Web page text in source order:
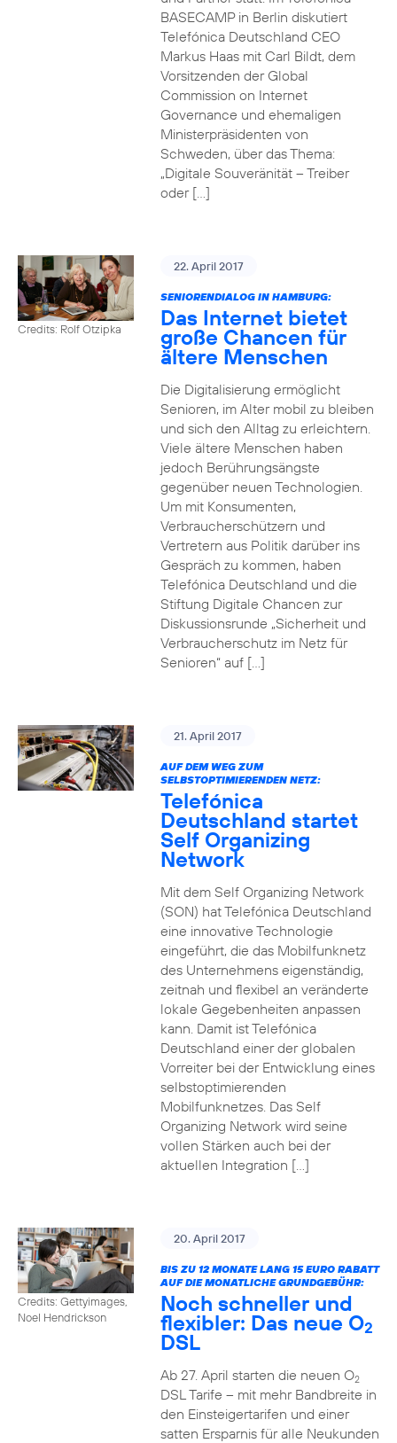
BASECAMP in Berlin diskutiert
Telefónica Deutschland CEO
Markus Haas mit Carl Bildt, dem
Vorsitzenden der Global
Commission on Internet
Governance und ehemaligen
Ministerpräsidenten von
Schweden, über das Thema:
„Digitale Souveränität – Treiber
oder […]
Credits: Rolf Otzipka
22. April 2017
SENIORENDIALOG IN HAMBURG:
Das Internet bietet
große Chancen für
ältere Menschen
Die Digitalisierung ermöglicht
Senioren, im Alter mobil zu bleiben
und sich den Alltag zu erleichtern.
Viele ältere Menschen haben
jedoch Berührungsängste
gegenüber neuen Technologien.
Um mit Konsumenten,
Verbraucherschützern und
Vertretern aus Politik darüber ins
Gespräch zu kommen, haben
Telefónica Deutschland und die
Stiftung Digitale Chancen zur
Diskussionsrunde „Sicherheit und
Verbraucherschutz im Netz für
Senioren“ auf […]
21. April 2017
AUF DEM WEG ZUM
SELBSTOPTIMIERENDEN NETZ:
Telefónica
Deutschland startet
Self Organizing
Network
Mit dem Self Organizing Network
(SON) hat Telefónica Deutschland
eine innovative Technologie
eingeführt, die das Mobilfunknetz
des Unternehmens eigenständig,
zeitnah und flexibel an veränderte
lokale Gegebenheiten anpassen
kann. Damit ist Telefónica
Deutschland einer der globalen
Vorreiter bei der Entwicklung eines
selbstoptimierenden
Mobilfunknetzes. Das Self
Organizing Network wird seine
vollen Stärken auch bei der
aktuellen Integration […]
Credits: Gettyimages,
Noel Hendrickson
20. April 2017
BIS ZU 12 MONATE LANG 15 EURO RABATT
AUF DIE MONATLICHE GRUNDGEBÜHR:
Noch schneller und
flexibler: Das neue O2
DSL
Ab 27. April starten die neuen O2
DSL Tarife – mit mehr Bandbreite in
den Einsteigertarifen und einer
satten Ersparnis für alle Neukunden